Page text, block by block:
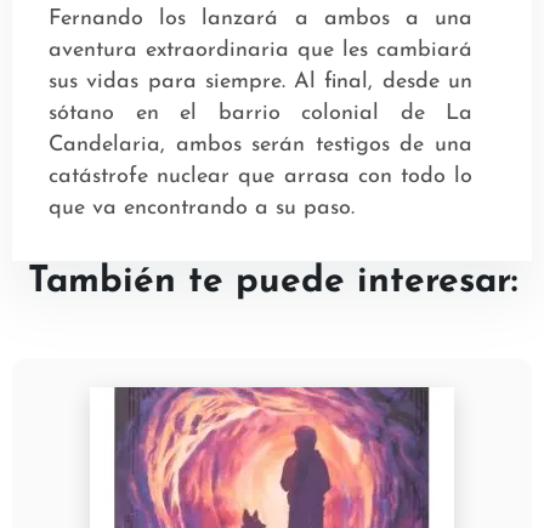
Fernando los lanzará a ambos a una
aventura extraordinaria que les cambiará
sus vidas para siempre. Al final, desde un
sótano en el barrio colonial de La
Candelaria, ambos serán testigos de una
catástrofe nuclear que arrasa con todo lo
que va encontrando a su paso.
También te puede interesar: